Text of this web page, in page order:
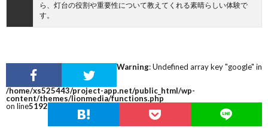
ら、灯台の役割や重要性について教えてくれる素晴らしい体験で
す。
Warning: Undefined array key "google" in
/home/xs525443/project-app.net/public_html/wp-
content/themes/lionmedia/functions.php
on line5192